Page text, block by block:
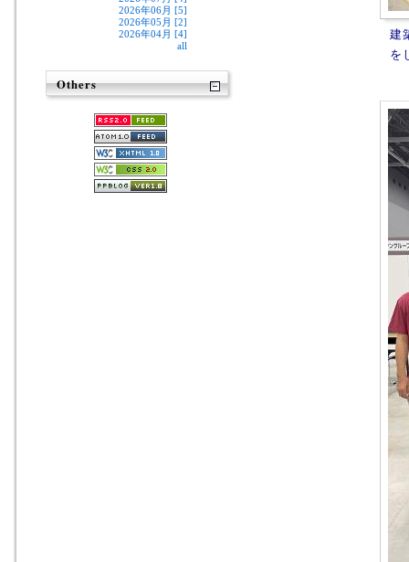
建
を
2026年06月 [5]
2026年05月 [2]
2026年04月 [4]
all
Others